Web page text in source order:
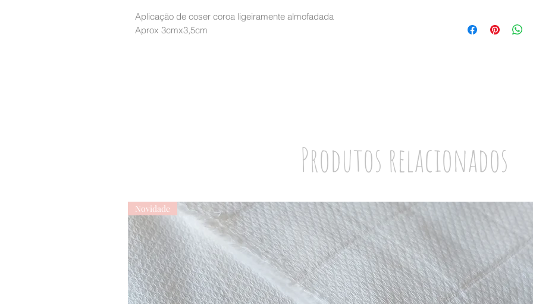
Aplicação de coser coroa ligeiramente almofadada
Aprox 3cmx3,5cm
Produtos relacionados
Novidade